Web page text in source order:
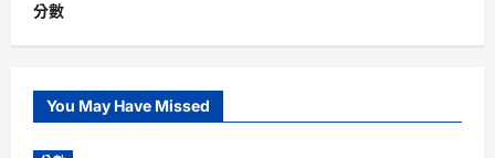
分數
You May Have Missed